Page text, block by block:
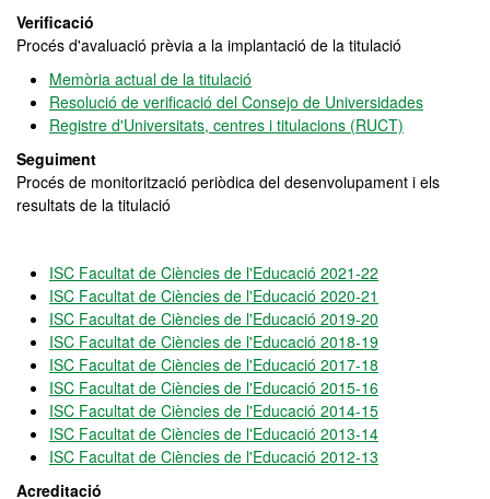
Verificació
Procés d'avaluació prèvia a la implantació de la titulació
Memòria actual de la titulació
Resolució de verificació del Consejo de Universidades
Registre d'Universitats, centres i titulacions (RUCT)
Seguiment
Procés de monitorització periòdica del desenvolupament i els
resultats de la titulació
ISC Facultat de Ciències de l'Educació 2021-22
ISC Facultat de Ciències de l'Educació 2020-21
ISC Facultat de Ciències de l'Educació 2019-20
ISC Facultat de Ciències de l'Educació 2018-19
ISC Facultat de Ciències de l'Educació 2017-18
ISC Facultat de Ciències de l'Educació 2015-16
ISC Facultat de Ciències de l'Educació 2014-15
ISC Facultat de Ciències de l'Educació 2013-14
ISC Facultat de Ciències de l'Educació 2012-13
Acreditació